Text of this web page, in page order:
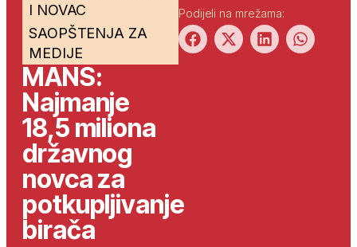
I NOVAC
SAOPŠTENJA ZA
MEDIJE
MANS:
Najmanje
18,5 miliona
državnog
novca za
potkupljivanje
birača
Podijeli na mrežama: